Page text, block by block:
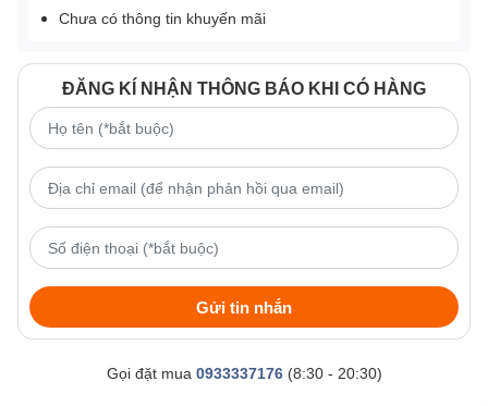
Chưa có thông tin khuyến mãi
ĐĂNG KÍ NHẬN THÔNG BÁO KHI CÓ HÀNG
Gửi tin nhắn
Gọi đặt mua 0933337176(8:30 - 20:30)